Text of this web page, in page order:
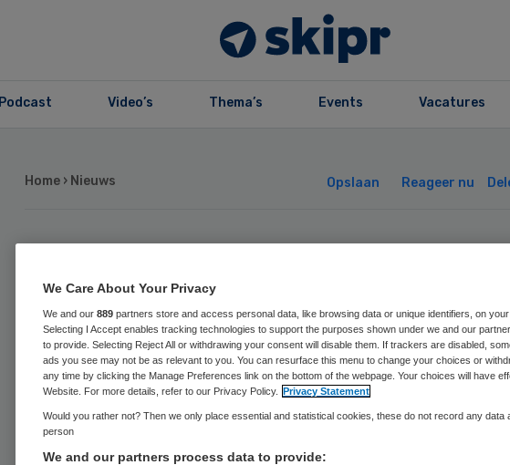
Podcast Video’s Thema’s Events Vacatures
Home › Nieuws Opslaan Reageer nu
Jan Verbaal wordt
bestuurder bij
Elisabeth
We Care About Your Privacy
We and our 889 partners store and access personal data, like browsing data or unique identifiers, on your
Selecting I Accept enables tracking technologies to support the purposes shown under we and our
to provide. Selecting Reject All or withdrawing your consent will disable them. If trackers are disabled,
ads you see may not be as relevant to you. You can resurface this menu to change your choices or
any time by clicking the Manage Preferences link on the bottom of the webpage. Your choices will have
Website. For more details, refer to our Privacy Policy. Privacy Statement
Would you rather not? Then we only place essential and statistical cookies, these do not record any data
person
We and our partners process data to provide: